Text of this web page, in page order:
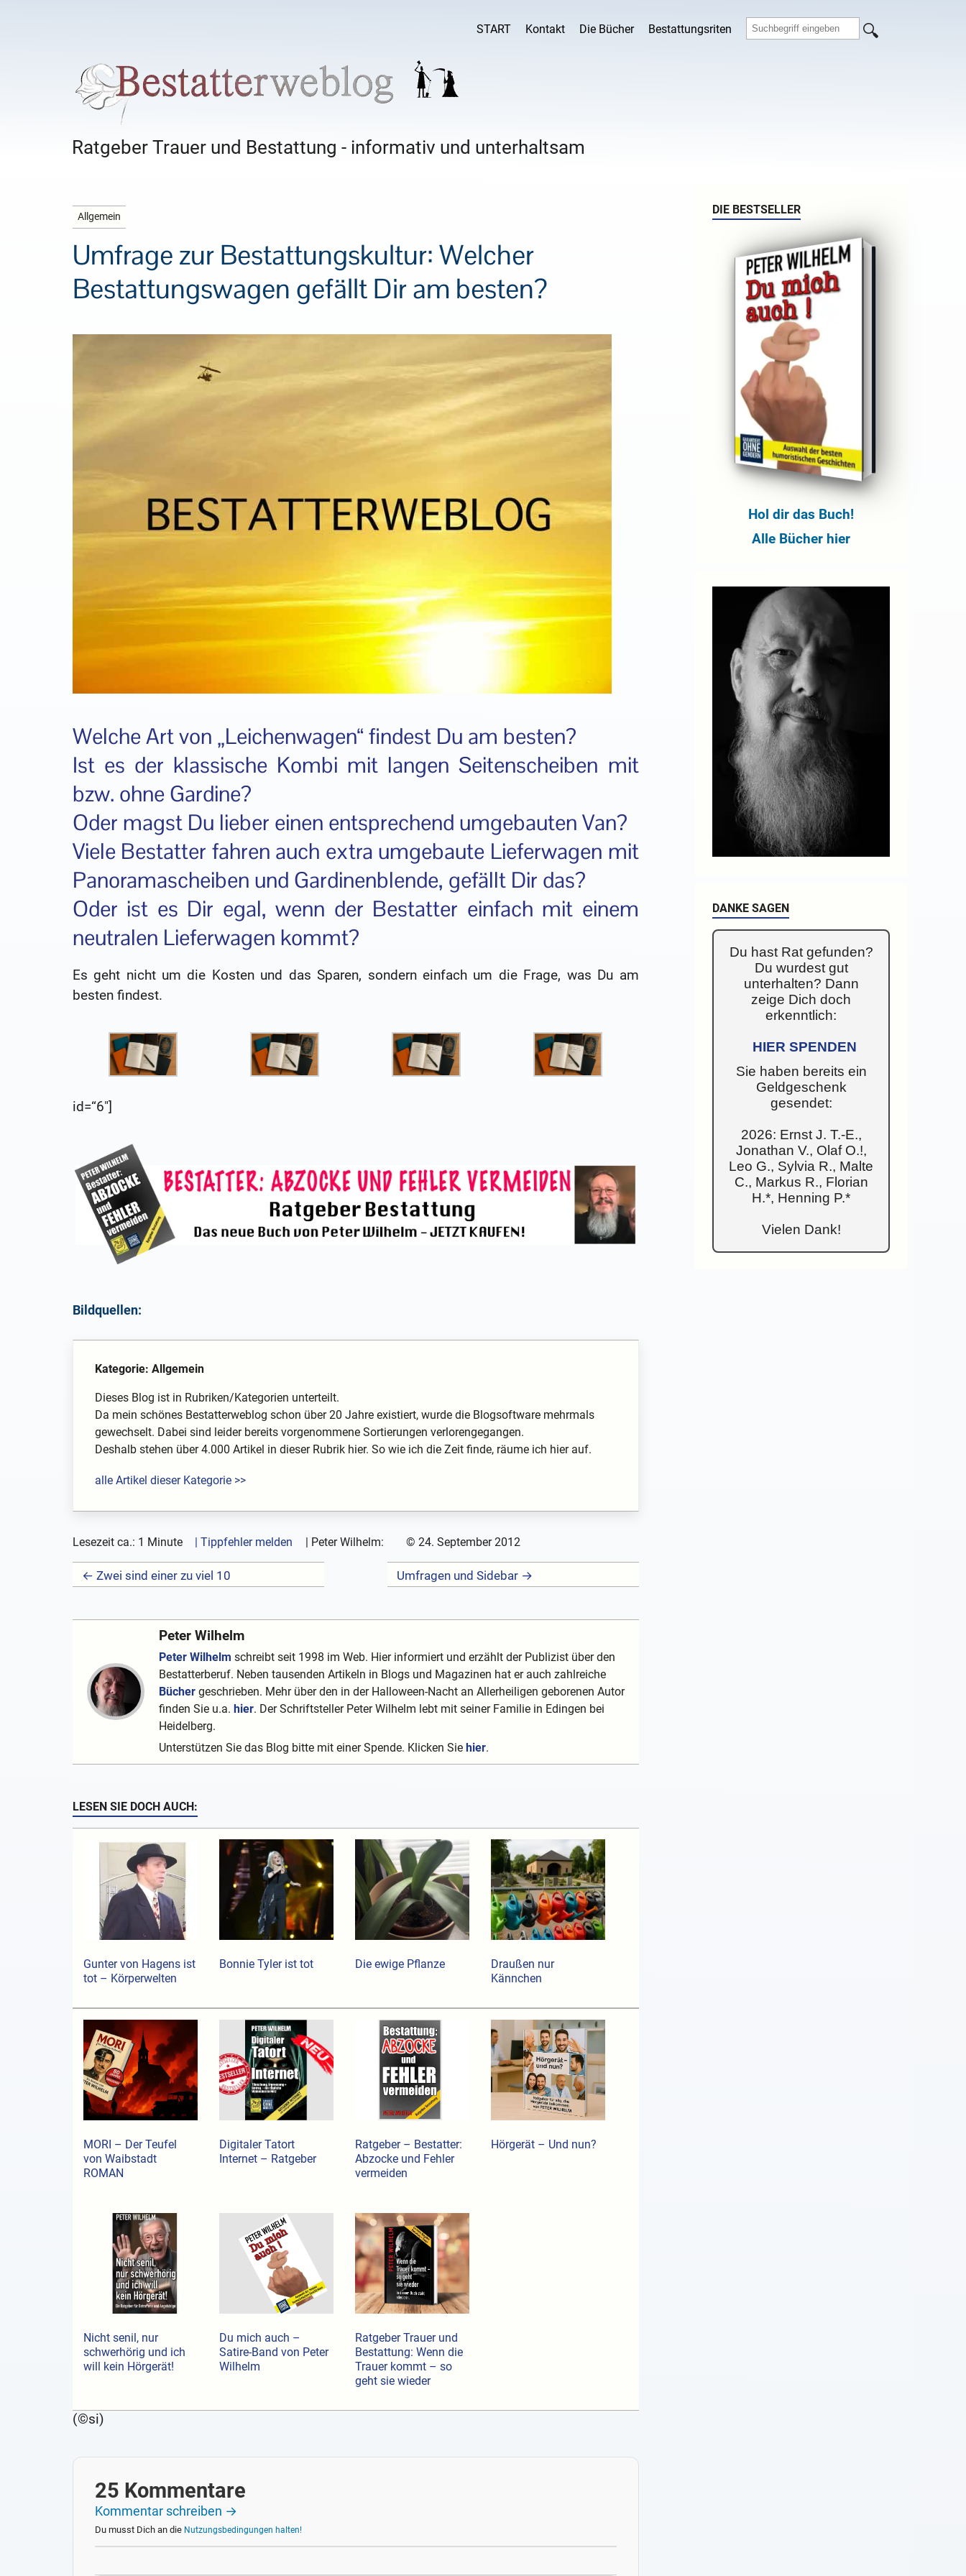
START Kontakt Die Bücher Bestattungsriten
Ratgeber Trauer und Bestattung - informativ und unterhaltsam
Allgemein
Umfrage zur Bestattungskultur: Welcher
Bestattungswagen gefällt Dir am besten?
Welche Art von „Leichenwagen“ findest Du am besten?
Ist es der klassische Kombi mit langen Seitenscheiben mit
bzw. ohne Gardine?
Oder magst Du lieber einen entsprechend umgebauten Van?
Viele Bestatter fahren auch extra umgebaute Lieferwagen mit
Panoramascheiben und Gardinenblende, gefällt Dir das?
Oder ist es Dir egal, wenn der Bestatter einfach mit einem
neutralen Lieferwagen kommt?
Es geht nicht um die Kosten und das Sparen, sondern einfach um die Frage, was Du am
besten findest.
id=“6″]
Bildquellen:
Kategorie: Allgemein
Dieses Blog ist in Rubriken/Kategorien unterteilt.
Da mein schönes Bestatterweblog schon über 20 Jahre existiert, wurde die Blogsoftware mehrmals
gewechselt. Dabei sind leider bereits vorgenommene Sortierungen verlorengegangen.
Deshalb stehen über 4.000 Artikel in dieser Rubrik hier. So wie ich die Zeit finde, räume ich hier auf.
alle Artikel dieser Kategorie >>
Lesezeit ca.: 1 Minute | Tippfehler melden Peter Wilhelm: © 24. September 2012
← Zwei sind einer zu viel 10 Umfragen und Sidebar →
Peter Wilhelm
Peter Wilhelm schreibt seit 1998 im Web. Hier informiert und erzählt der Publizist über den
Bestatterberuf. Neben tausenden Artikeln in Blogs und Magazinen hat er auch zahlreiche
Büchergeschrieben. Mehr über den in der Halloween-Nacht an Allerheiligen geborenen Autor
finden Sie u.a. hier. Der Schriftsteller Peter Wilhelm lebt mit seiner Familie in Edingen bei
Heidelberg.
Unterstützen Sie das Blog bitte mit einer Spende. Klicken Sie hier.
LESEN SIE DOCH AUCH:
Gunter von Hagens ist
tot – Körperwelten
Bonnie Tyler ist tot Die ewige Pflanze
Draußen nur
Kännchen
MORI – Der Teufel
von Waibstadt
ROMAN
Digitaler Tatort
Internet – Ratgeber
Ratgeber – Bestatter:
Abzocke und Fehler
vermeiden
Hörgerät – Und nun?
Nicht senil, nur
schwerhörig und ich
will kein Hörgerät!
Du mich auch –
Satire-Band von Peter
Wilhelm
Ratgeber Trauer und
Bestattung: Wenn die
Trauer kommt – so
geht sie wieder
(©si)
25 Kommentare
Kommentar schreiben →
Du musst Dich an die Nutzungsbedingungen halten!
DIE BESTSELLER
Hol dir das Buch!
Alle Bücher hier
DANKE SAGEN
Du hast Rat gefunden?
Du wurdest gut
unterhalten? Dann
zeige Dich doch
erkenntlich:
HIER SPENDEN
Sie haben bereits ein
Geldgeschenk
gesendet:
2026: Ernst J. T.-E.,
Jonathan V., Olaf O.!,
Leo G., Sylvia R., Malte
C., Markus R., Florian
H.*, Henning P.*
Vielen Dank!